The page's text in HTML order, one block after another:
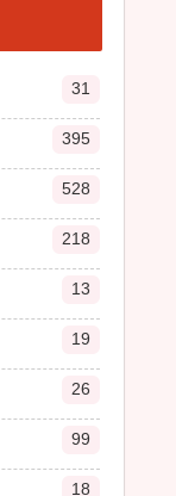
31
395
528
218
13
19
26
99
18